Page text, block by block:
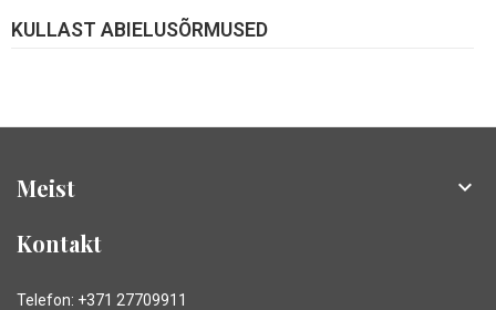
KULLAST ABIELUSÕRMUSED
Meist 
Kontakt
Telefon: +371 27709911